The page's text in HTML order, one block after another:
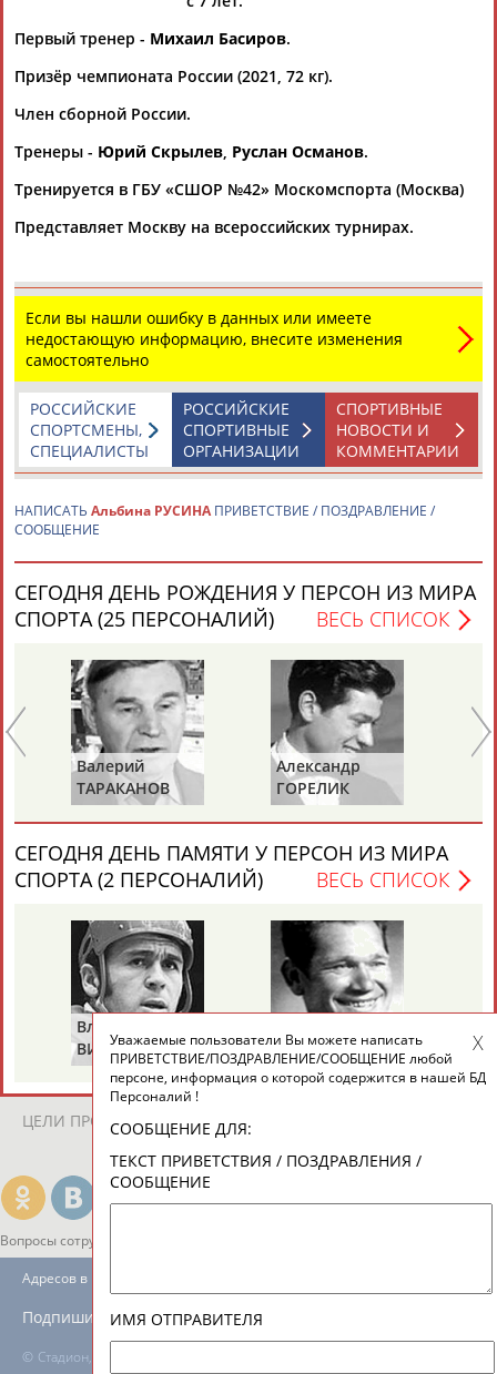
Флюра
БУЛАТОВА
Татьяна
Каримжан
АБДРАХМАНОВАБДРАХМАНОВААБДУВАЛИЕВ
АБДУЛАЕВ
Рамазан
АБДУЛАЕВ
Тагир
АБДУЛАЕВ
Камиль
АБДУЛАЗИЗОВ
Загалав
АБДУЛБЕКОВ
Камалудин
АБДУЛДАУДОВ
Абдула
АБДУЛЖАЛИЛОВ
Магомед
АБДУЛКАГИРОВ
Назир
АБДУЛЛАЕВ
24 персон из 13181
ЕЩЁ ПЕРСОНЫ
ТАБЛО АКТИВНОСТИ
ЦЕЛИ ПРОЕКТА КОНТАКТЫ
Вопросы сотрудничества и совместной деятельности
© Стадион, 1998-2026
Адресов в новостной рассылке: 996
Подпишись
Первый тренер - Михаил Басиров.
Призёр чемпионата России (2021, 72 кг).
Член сборной России.
Тренеры - Юрий Скрылев, Руслан Османов.
Тренируется в ГБУ «СШОР №42» Москомспорта (Москва)
Представляет Москву на всероссийских турнирах.
Если вы нашли ошибку в данных или имеете
недостающую информацию, внесите изменения
самостоятельно
СПОРТИВНЫЕ
НОВОСТИ И
КОММЕНТАРИИ
РОССИЙСКИЕ
СПОРТИВНЫЕ
ОРГАНИЗАЦИИ
РОССИЙСКИЕ
СПОРТСМЕНЫ,
СПЕЦИАЛИСТЫ
НАПИСАТЬ Альбина РУСИНА ПРИВЕТСТВИЕ / ПОЗДРАВЛЕНИЕ /
СООБЩЕНИЕ
СЕГОДНЯ ДЕНЬ РОЖДЕНИЯ У ПЕРСОН ИЗ МИРА
СПОРТА (25 ПЕРСОНАЛИЙ)
ВЕСЬ СПИСОК
Валерий
ТАРАКАНОВ
Александр
ГОРЕЛИК
СЕГОДНЯ ДЕНЬ ПАМЯТИ У ПЕРСОН ИЗ МИРА
СПОРТА (2 ПЕРСОНАЛИЙ)
ВЕСЬ СПИСОК
Владимир
ВИКУЛОВ
ЗВЕЗДКИН
Уважаемые пользователи Вы можете написать
ПРИВЕТСТВИЕ/ПОЗДРАВЛЕНИЕ/СООБЩЕНИЕ любой
персоне, информация о которой содержится в нашей БД
Персоналий !
СООБЩЕНИЕ ДЛЯ:
ТЕКСТ ПРИВЕТСТВИЯ / ПОЗДРАВЛЕНИЯ /
СООБЩЕНИЕ
ИМЯ ОТПРАВИТЕЛЯ